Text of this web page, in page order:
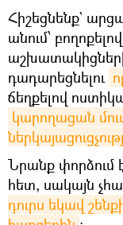
Հիշեցնենք`
անում՝
դադարեցնելու
ճեղքելով
կարողացան
Նրանք փորձում
հետ, սակայն
դուրս եկավ